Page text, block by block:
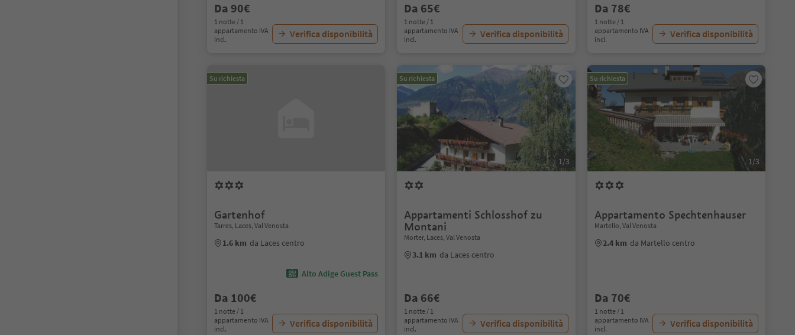
Da 90€
1 notte / 1
appartamento IVA
incl.
Verifica disponibilità
Da 65€
1 notte / 1
appartamento IVA
incl.
Verifica disponibilità
Da 78€
1 notte / 1
appartamento IVA
incl.
Verifica disponibilità
Su richiesta
Gartenhof
Tarres, Laces, Val Venosta
1.6 km da Laces centro
Alto Adige Guest Pass
Da 100€
1 notte / 1
appartamento IVA
incl.
Verifica disponibilità
Su richiesta
1/3
Appartamenti Schlosshof zu
Montani
Morter, Laces, Val Venosta
3.1 km da Laces centro
Da 66€
1 notte / 1
appartamento IVA
incl.
Verifica disponibilità
Su richiesta
1/3
Appartamento Spechtenhauser
Martello, Val Venosta
2.4 km da Martello centro
Da 70€
1 notte / 1
appartamento IVA
incl.
Verifica disponibilità